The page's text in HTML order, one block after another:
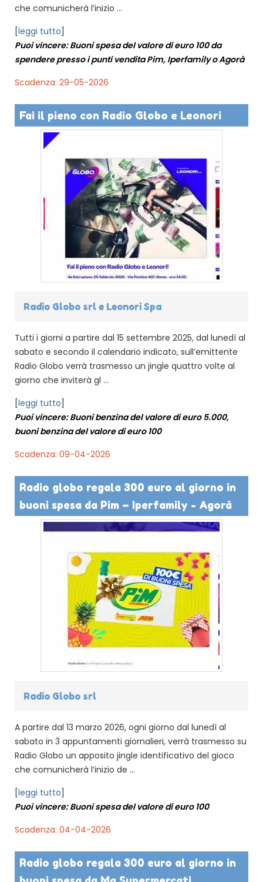
che comunicherà l’inizio ...
[leggi tutto]
Puoi vincere: Buoni spesa del valore di euro 100 da
spendere presso i punti vendita Pim, Iperfamily o Agorà
Scadenza: 29-05-2026
Fai il pieno con Radio Globo e Leonori
Radio Globo srl e Leonori Spa
Tutti i giorni a partire dal 15 settembre 2025, dal lunedì al
sabato e secondo il calendario indicato, sull’emittente
Radio Globo verrà trasmesso un jingle quattro volte al
giorno che inviterà gl ...
[leggi tutto]
Puoi vincere: Buoni benzina del valore di euro 5.000,
buoni benzina del valore di euro 100
Scadenza: 09-04-2026
Radio globo regala 300 euro al giorno in
buoni spesa da Pim – Iperfamily - Agorà
Radio Globo srl
A partire dal 13 marzo 2026, ogni giorno dal lunedì al
sabato in 3 appuntamenti giornalieri, verrà trasmesso su
Radio Globo un apposito jingle identificativo del gioco
che comunicherà l’inizio de ...
[leggi tutto]
Puoi vincere: Buoni spesa del valore di euro 100
Scadenza: 04-04-2026
Radio globo regala 300 euro al giorno in